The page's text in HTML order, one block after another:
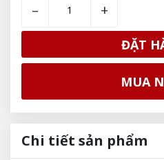
– +
ĐẶT
MUA
Chi tiết sản phẩm